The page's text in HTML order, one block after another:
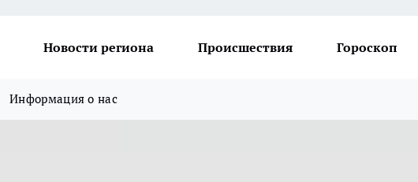
Новости региона Происшествия Гороскоп
Информация о нас